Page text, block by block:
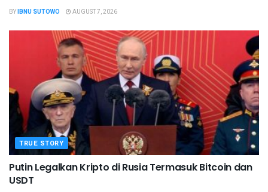
BYIBNU SUTOWO AUGUST 7, 2026
TRUE STORY
Putin Legalkan Kripto di Rusia Termasuk Bitcoin dan
USDT